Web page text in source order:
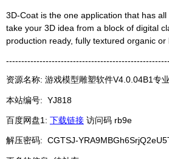
3D-Coat is the one application that has
take your 3D idea from a block of digital
production ready, fully textured organic or
资源名称: 游戏模型雕塑软件V4.0.04B1专
本站编号: YJ818
百度网盘1: 下载链接访问码 rb9e
解压密码: CGTSJ-